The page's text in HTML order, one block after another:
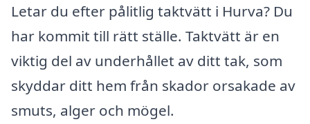
Letar du efter pålitlig taktvätt i Hurva? Du
har kommit till rätt ställe. Taktvätt är en
viktig del av underhållet av ditt tak, som
skyddar ditt hem från skador orsakade av
smuts, alger och mögel.